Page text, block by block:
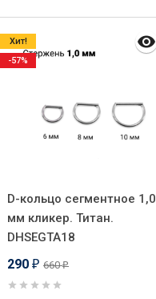
D-кольцо сегментное 1,0
мм кликер. Титан.
DHSEGTA18
290 ₽ 660₽
Хит!
-57%